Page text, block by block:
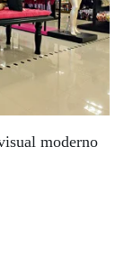
moderno